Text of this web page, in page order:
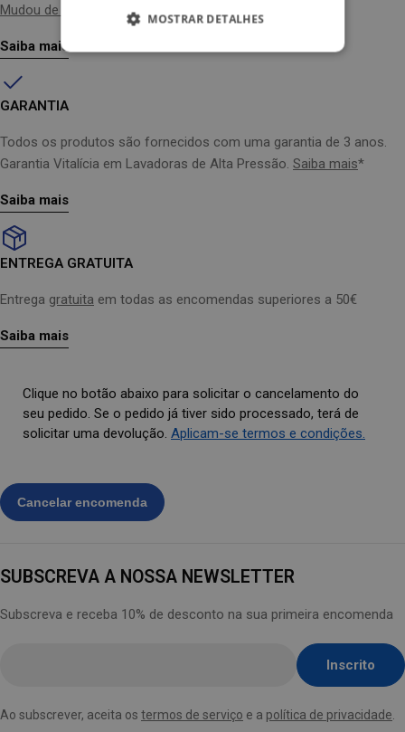
Mudou de ideias? Não há problema
Saiba mais
GARANTIA
Todos os produtos são fornecidos com uma garantia de 3 anos.
Garantia Vitalícia em Lavadoras de Alta Pressão. Saiba mais*
Saiba mais
ENTREGA GRATUITA
Entrega gratuita em todas as encomendas superiores a 50€
Saiba mais
Clique no botão abaixo para solicitar o cancelamento do
seu pedido. Se o pedido já tiver sido processado, terá de
solicitar uma devolução. Aplicam-se termos e condições.
SUBSCREVA A NOSSA NEWSLETTER
Subscreva e receba 10% de desconto na sua primeira encomenda
mail
Inscrito
Ao subscrever, aceita os termos de serviço e a política de privacidade
MOSTRAR DETALHES